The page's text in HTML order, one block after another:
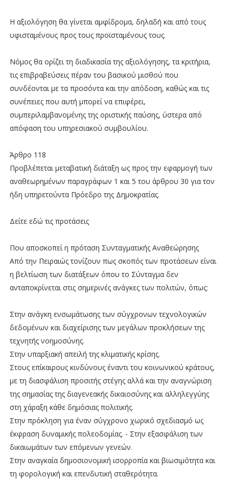
Η αξιολόγηση θα γίνεται αμφίδρομα, δηλαδή και από τους
υφισταμένους προς τους προϊσταμένους τους.
Νόμος θα ορίζει τη διαδικασία της αξιολόγησης, τα κριτήρια,
τις επιβραβεύσεις πέραν του βασικού μισθού που
συνδέονται με τα προσόντα και την απόδοση, καθώς και τις
συνέπειες που αυτή μπορεί να επιφέρει,
συμπεριλαμβανομένης της οριστικής παύσης, ύστερα από
απόφαση του υπηρεσιακού συμβουλίου.
Άρθρο 118
Προβλέπεται μεταβατική διάταξη ως προς την εφαρμογή των
αναθεωρημένων παραγράφων 1 και 5 του άρθρου 30 για τον
ήδη υπηρετούντα Πρόεδρο της Δημοκρατίας.
Δείτε εδώ τις προτάσεις
Που αποσκοπεί η πρόταση Συνταγματικής Αναθεώρησης
Από την Πειραιώς τονίζουν πως σκοπός των προτάσεων είναι
η βελτίωση των διατάξεων όπου το Σύνταγμα δεν
ανταποκρίνεται στις σημερινές ανάγκες των πολιτών, όπως:
Στην ανάγκη ενσωμάτωσης των σύγχρονων τεχνολογικών
δεδομένων και διαχείρισης των μεγάλων προκλήσεων της
τεχνητής νοημοσύνης.
Στην υπαρξιακή απειλή της κλιματικής κρίσης.
Στους επίκαιρους κινδύνους έναντι του κοινωνικού κράτους,
με τη διασφάλιση προσιτής στέγης αλλά και την αναγνώριση
της σημασίας της διαγενεακής δικαιοσύνης και αλληλεγγύης
στη χάραξη κάθε δημόσιας πολιτικής.
Στην πρόκληση για έναν σύγχρονο χωρικό σχεδιασμό ως
έκφραση δυναμικής πολεοδομίας. - Στην εξασφάλιση των
δικαιωμάτων των επόμενων γενεών.
Στην αναγκαία δημοσιονομική ισορροπία και βιωσιμότητα και
τη φορολογική και επενδυτική σταθερότητα.